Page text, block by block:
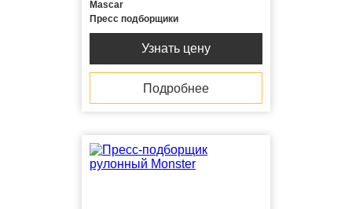
Mascar
Пресс подборщики
Узнать цену
Подробнее